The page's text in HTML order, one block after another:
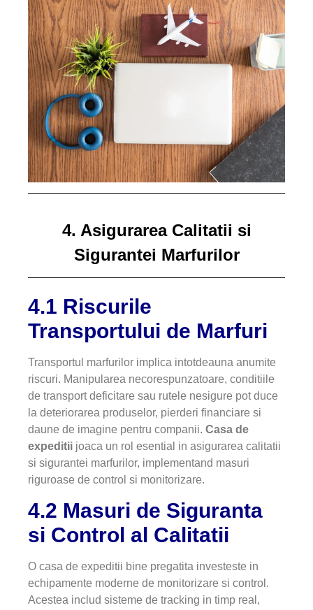
4. Asigurarea Calitatii si
Sigurantei Marfurilor
4.1 Riscurile
Transportului de Marfuri
Transportul marfurilor implica intotdeauna anumite
riscuri. Manipularea necorespunzatoare, conditiile
de transport deficitare sau rutele nesigure pot duce
la deteriorarea produselor, pierderi financiare si
daune de imagine pentru companii. Casa de
expeditii joaca un rol esential in asigurarea calitatii
si sigurantei marfurilor, implementand masuri
riguroase de control si monitorizare.
4.2 Masuri de Siguranta
si Control al Calitatii
O casa de expeditii bine pregatita investeste in
echipamente moderne de monitorizare si control.
Acestea includ sisteme de tracking in timp real,